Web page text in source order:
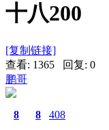
十八200
[复制链接]
查看: 1365 回复: 0
鹏哥
8 8 408